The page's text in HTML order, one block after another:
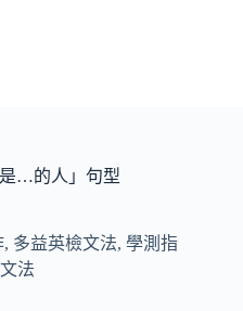
是…的人」句型
, 多益英檢文法, 學測指
法